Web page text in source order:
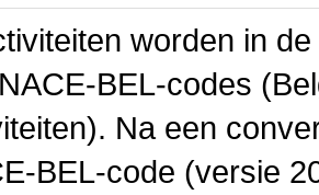
worden in
BEL-codes
Na een
BEL-code (versie